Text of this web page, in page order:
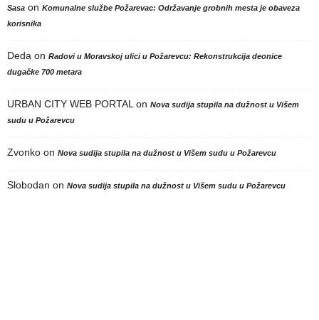
Sasa on Komunalne službe Požarevac: Održavanje grobnih mesta je obaveza
korisnika
Deda on Radovi u Moravskoj ulici u Požarevcu: Rekonstrukcija deonice
dugačke 700 metara
URBAN CITY WEB PORTAL on Nova sudija stupila na dužnost u Višem
sudu u Požarevcu
Zvonko on Nova sudija stupila na dužnost u Višem sudu u Požarevcu
Slobodan on Nova sudija stupila na dužnost u Višem sudu u Požarevcu